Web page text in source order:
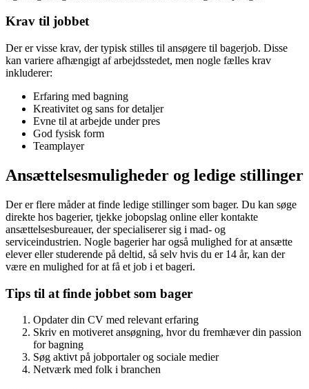
Krav til jobbet
Der er visse krav, der typisk stilles til ansøgere til bagerjob. Disse
kan variere afhængigt af arbejdsstedet, men nogle fælles krav
inkluderer:
Erfaring med bagning
Kreativitet og sans for detaljer
Evne til at arbejde under pres
God fysisk form
Teamplayer
Ansættelsesmuligheder og ledige stillinger
Der er flere måder at finde ledige stillinger som bager. Du kan søge
direkte hos bagerier, tjekke jobopslag online eller kontakte
ansættelsesbureauer, der specialiserer sig i mad- og
serviceindustrien. Nogle bagerier har også mulighed for at ansætte
elever eller studerende på deltid, så selv hvis du er 14 år, kan der
være en mulighed for at få et job i et bageri.
Tips til at finde jobbet som bager
Opdater din CV med relevant erfaring
Skriv en motiveret ansøgning, hvor du fremhæver din passion
for bagning
Søg aktivt på jobportaler og sociale medier
Netværk med folk i branchen